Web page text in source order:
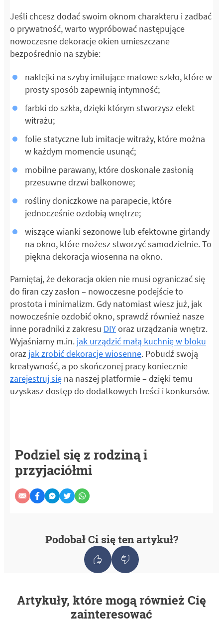
Jeśli chcesz dodać swoim oknom charakteru i zadbać
o prywatność, warto wypróbować następujące
nowoczesne dekoracje okien umieszczane
bezpośrednio na szybie:
naklejki na szyby imitujące matowe szkło, które w
prosty sposób zapewnią intymność;
farbki do szkła, dzięki którym stworzysz efekt
witrażu;
folie statyczne lub imitacje witraży, które można
w każdym momencie usunąć;
mobilne parawany, które doskonale zasłonią
przesuwne drzwi balkonowe;
rośliny doniczkowe na parapecie, które
jednocześnie ozdobią wnętrze;
wiszące wianki sezonowe lub efektowne girlandy
na okno, które możesz stworzyć samodzielnie. To
piękna dekoracja wiosenna na okno.
Pamiętaj, że dekoracja okien nie musi ograniczać się
do firan czy zasłon – nowoczesne podejście to
prostota i minimalizm. Gdy natomiast wiesz już, jak
nowocześnie ozdobić okno, sprawdź również nasze
inne poradniki z zakresu DIYoraz urządzania wnętrz.
Wyjaśniamy m.in. jak urządzić małą kuchnię w bloku
oraz jak zrobić dekoracje wiosenne. Pobudź swoją
kreatywność, a po skończonej pracy koniecznie
zarejestruj się na naszej platformie – dzięki temu
uzyskasz dostęp do dodatkowych treści i konkursów.
Podziel się z rodziną i
przyjaciółmi
Podobał Ci się ten artykuł?
Artykuły, które mogą również Cię
zainteresować